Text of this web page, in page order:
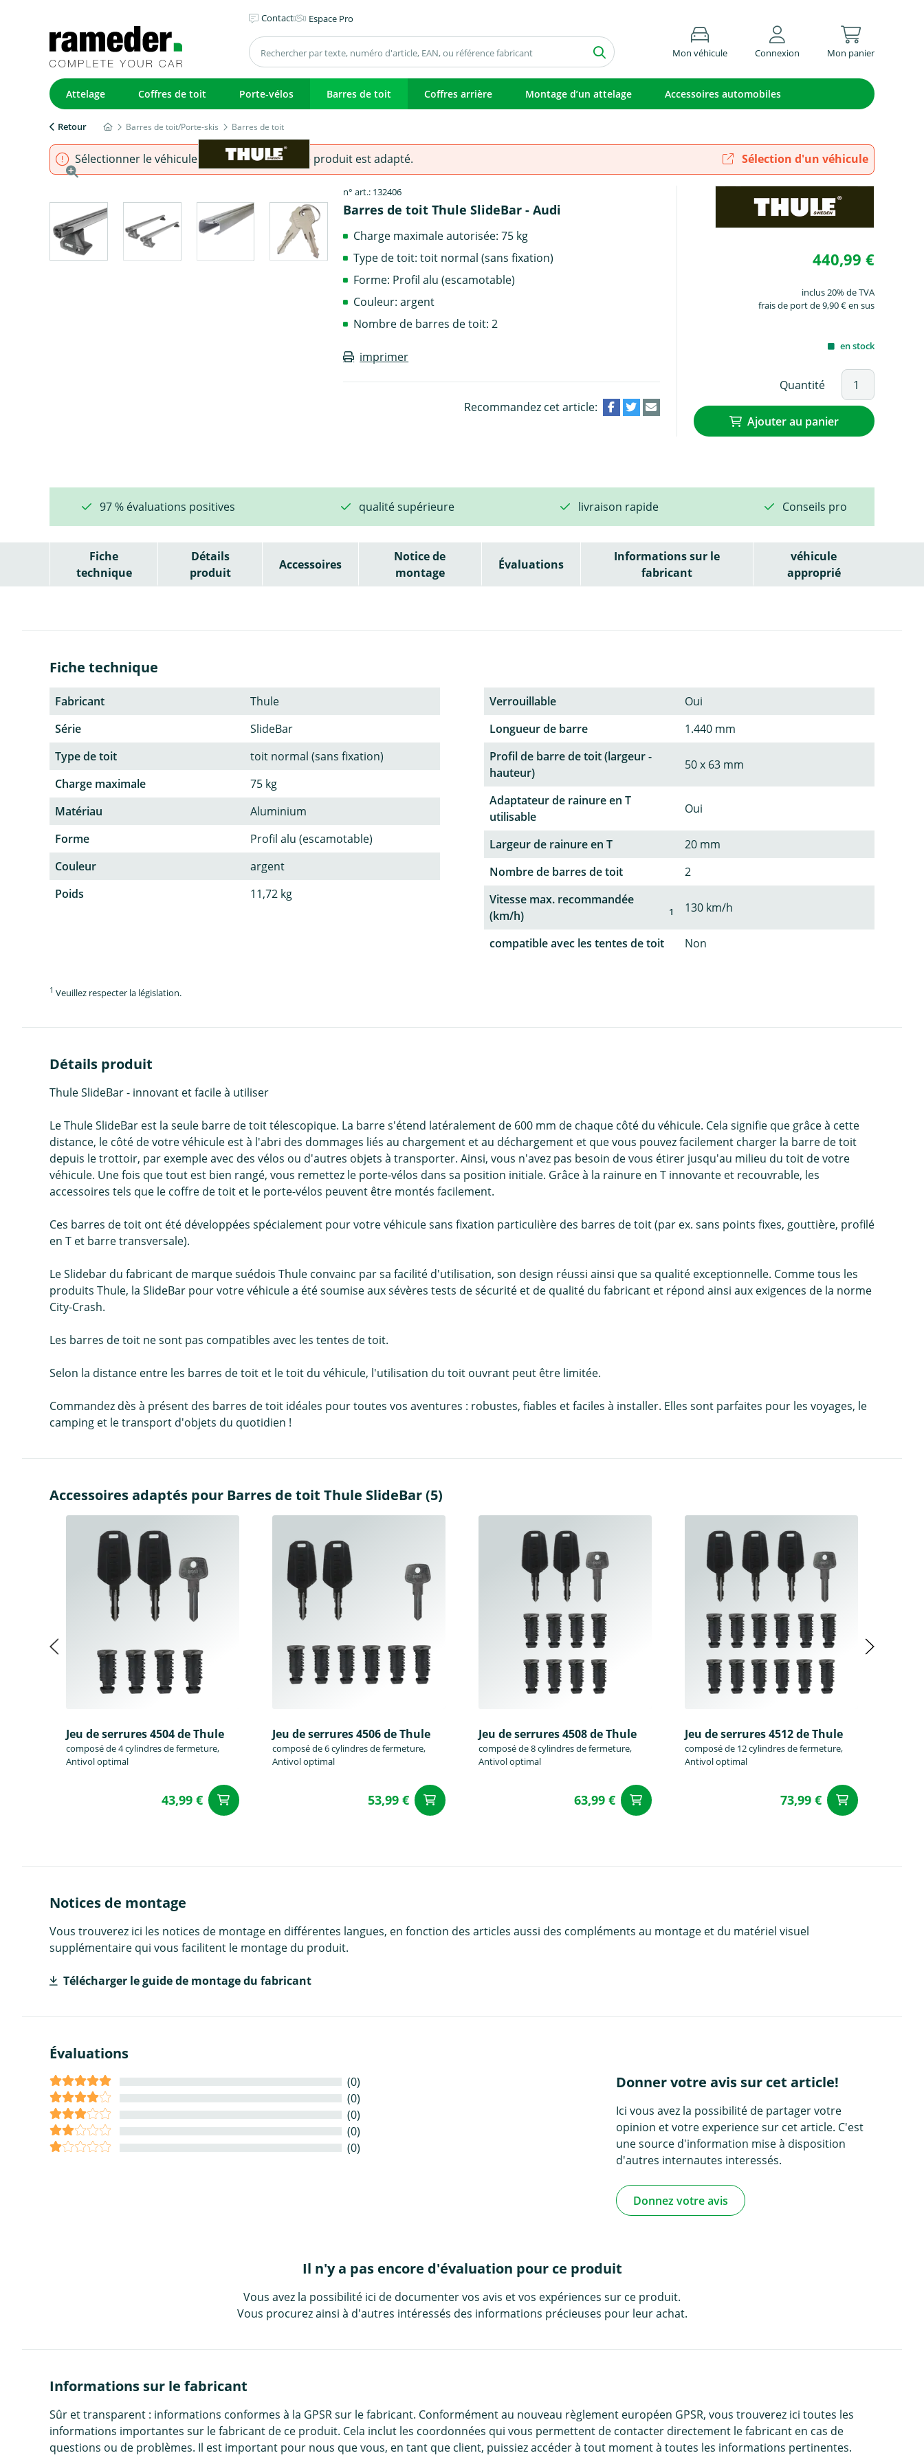
Contact Espace Pro
Mon véhicule Connexion Mon panier
Attelage Coffres de toit Porte-vélos Barres de toit Coffres arrière Montage d’un attelage Accessoires automobiles
Retour Barres de toit/Porte-skis Barres de toit
Sélectionner le véhicule pour s'assurer que le produit est adapté. Sélection d'un véhicule
n° art.: 132406
Barres de toit Thule SlideBar - Audi
Charge maximale autorisée: 75 kg
Type de toit: toit normal (sans fixation)
Forme: Profil alu (escamotable)
Couleur: argent
Nombre de barres de toit: 2
imprimer
Recommandez cet article:
440,99 €
inclus 20% de TVA
frais de port de 9,90 € en sus
en stock
Quantité
Ajouter au panier
97 % évaluations positives qualité supérieure livraison rapide Conseils pro
Fiche
technique
Détails
produit
Accessoires
Notice de
montage
Évaluations
Informations sur le
fabricant
véhicule
approprié
Fiche technique
Fabricant
Thule
Série
SlideBar
Type de toit
toit normal (sans fixation)
Charge maximale
75 kg
Matériau
Aluminium
Forme
Profil alu (escamotable)
Couleur
argent
Poids
11,72 kg
Verrouillable
Oui
Longueur de barre
1.440 mm
Profil de barre de toit (largeur -
hauteur)
50 x 63 mm
Adaptateur de rainure en T
utilisable
Oui
Largeur de rainure en T
20 mm
Nombre de barres de toit
2
Vitesse max. recommandée
(km/h)
1 130 km/h
compatible avec les tentes de toit Non
1 Veuillez respecter la législation.
Détails produit
Thule SlideBar - innovant et facile à utiliser
Le Thule SlideBar est la seule barre de toit télescopique. La barre s'étend latéralement de 600 mm de chaque côté du véhicule. Cela signifie que grâce à cette
distance, le côté de votre véhicule est à l'abri des dommages liés au chargement et au déchargement et que vous pouvez facilement charger la barre de toit
depuis le trottoir, par exemple avec des vélos ou d'autres objets à transporter. Ainsi, vous n'avez pas besoin de vous étirer jusqu'au milieu du toit de votre
véhicule. Une fois que tout est bien rangé, vous remettez le porte-vélos dans sa position initiale. Grâce à la rainure en T innovante et recouvrable, les
accessoires tels que le coffre de toit et le porte-vélos peuvent être montés facilement.
Ces barres de toit ont été développées spécialement pour votre véhicule sans fixation particulière des barres de toit (par ex. sans points fixes, gouttière, profilé
en T et barre transversale).
Le Slidebar du fabricant de marque suédois Thule convainc par sa facilité d'utilisation, son design réussi ainsi que sa qualité exceptionnelle. Comme tous les
produits Thule, la SlideBar pour votre véhicule a été soumise aux sévères tests de sécurité et de qualité du fabricant et répond ainsi aux exigences de la norme
City-Crash.
Les barres de toit ne sont pas compatibles avec les tentes de toit.
Selon la distance entre les barres de toit et le toit du véhicule, l'utilisation du toit ouvrant peut être limitée.
Commandez dès à présent des barres de toit idéales pour toutes vos aventures : robustes, fiables et faciles à installer. Elles sont parfaites pour les voyages, le
camping et le transport d'objets du quotidien !
Accessoires adaptés pour Barres de toit Thule SlideBar (5)
Jeu de serrures 4504 de Thule
composé de 4 cylindres de fermeture,
Antivol optimal
43,99 €
Jeu de serrures 4506 de Thule
composé de 6 cylindres de fermeture,
Antivol optimal
53,99 €
Jeu de serrures 4508 de Thule
composé de 8 cylindres de fermeture,
Antivol optimal
63,99 €
Jeu de serrures 4512 de Thule
composé de 12 cylindres de fermeture,
Antivol optimal
73,99 €
Notices de montage
Vous trouverez ici les notices de montage en différentes langues, en fonction des articles aussi des compléments au montage et du matériel visuel
supplémentaire qui vous facilitent le montage du produit.
Télécharger le guide de montage du fabricant
Évaluations
(0)
(0)
(0)
(0)
(0)
Donner votre avis sur cet article!
Ici vous avez la possibilité de partager votre
opinion et votre experience sur cet article. C'est
une source d'information mise à disposition
d'autres internautes interessés.
Donnez votre avis
Il n'y a pas encore d'évaluation pour ce produit
Vous avez la possibilité ici de documenter vos avis et vos expériences sur ce produit.
Vous procurez ainsi à d'autres intéressés des informations précieuses pour leur achat.
Informations sur le fabricant
Sûr et transparent : informations conformes à la GPSR sur le fabricant. Conformément au nouveau règlement européen GPSR, vous trouverez ici toutes les
informations importantes sur le fabricant de ce produit. Cela inclut les coordonnées qui vous permettent de contacter directement le fabricant en cas de
questions ou de problèmes. Il est important pour nous que vous, en tant que client, puissiez accéder à tout moment à toutes les informations pertinentes.